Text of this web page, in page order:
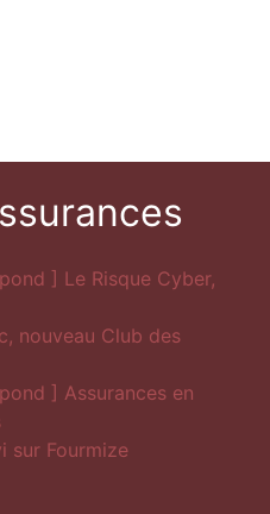
] Le Risque Cyber,
nouveau Club des
] Assurances en
sur Fourmize